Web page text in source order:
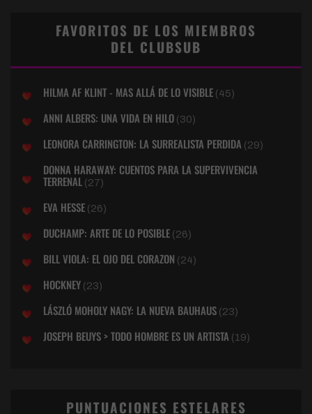
FAVORITOS DE LOS MIEMBROS
DEL CLUBSUB
HILMA AF KLINT - MAS ALLÁ DE LO VISIBLE (45)
ANNI ALBERS: UNA VIDA EN HILO (30)
LEONORA CARRINGTON: LA SURREALISTA PERDIDA (29)
DONNA HARAWAY: CUENTOS PARA LA SUPERVIVENCIA
TERRENAL (27)
EVA HESSE (26)
DUCHAMP: ARTE DE LO POSIBLE (26)
BILL VIOLA: EL OJO DEL CORAZON (24)
HOCKNEY (23)
LÁSZLÓ MOHOLY NAGY: LA NUEVA BAUHAUS (23)
JOSEPH BEUYS > TODO HOMBRE ES UN ARTISTA (19)
PUNTUACIONES ESTELARES